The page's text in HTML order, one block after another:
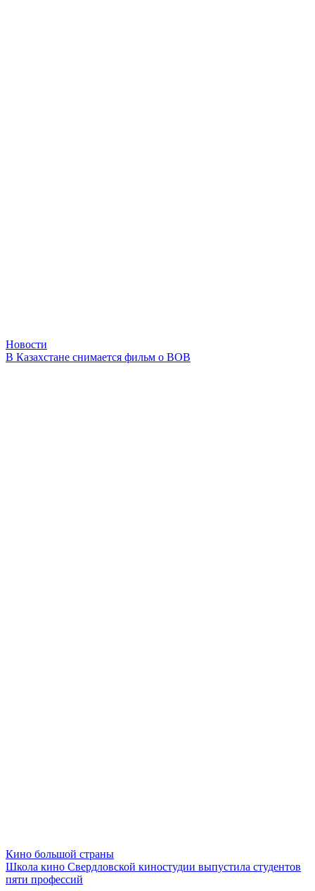
Новости
В Казахстане снимается фильм о ВОВ
Кино большой страны
Школа кино Свердловской киностудии выпустила студентов
пяти профессий